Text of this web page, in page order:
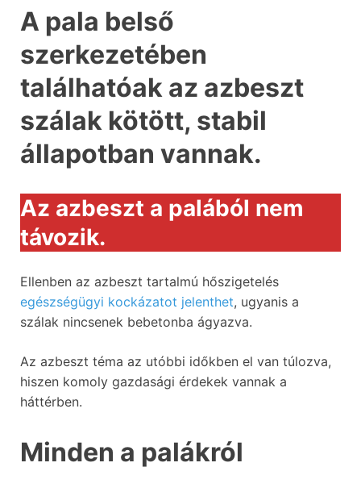
A pala belső
szerkezetében
találhatóak az azbeszt
szálak kötött, stabil
állapotban vannak.
Az azbeszt a palából nem
távozik.
Ellenben az azbeszt tartalmú hőszigetelés
egészségügyi kockázatot jelenthet, ugyanis a
szálak nincsenek bebetonba ágyazva.
Az azbeszt téma az utóbbi időkben el van túlozva,
hiszen komoly gazdasági érdekek vannak a
háttérben.
Minden a palákról